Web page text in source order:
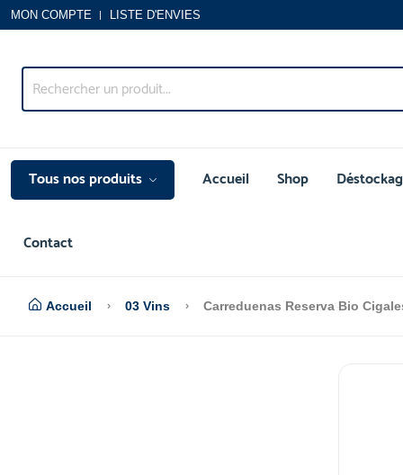
MON COMPTE LISTE D'ENVIES
Tous nos produits Accueil Shop
Contact
Accueil 03 Vins Carreduenas Reserva Bio